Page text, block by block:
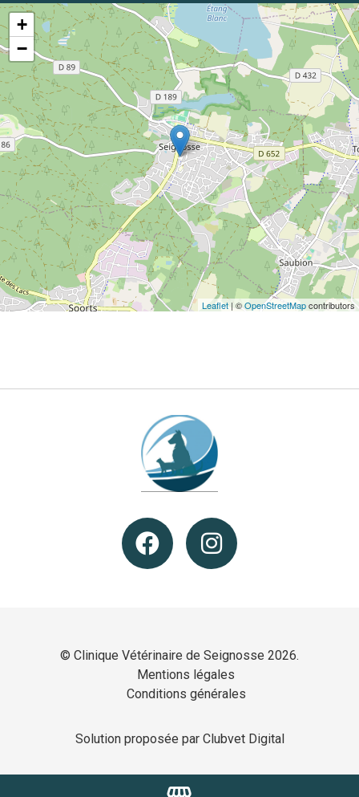
+
−
Leaflet | ©OpenStreetMapcontributors
© Clinique Vétérinaire de Seignosse 2026.
Mentions légales
Conditions générales
Solution proposée par Clubvet Digital